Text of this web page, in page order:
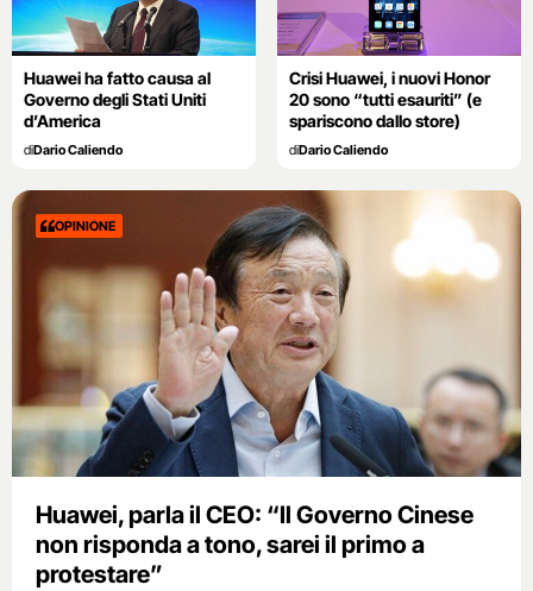
Huawei ha fatto causa al
Governo degli Stati Uniti
d’America
diDario Caliendo
Crisi Huawei, i nuovi Honor
20 sono “tutti esauriti” (e
spariscono dallo store)
diDario Caliendo
OPINIONE
Huawei, parla il CEO: “Il Governo Cinese
non risponda a tono, sarei il primo a
protestare”